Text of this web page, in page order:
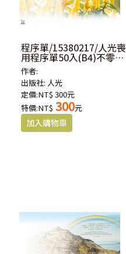
程序單/15380217/人光喪
用程序單50入(B4)不零售-
腓立比書三章20-21節
作者:
出版社: 人光
定價:NT$ 300元
特價:NT$ 300元